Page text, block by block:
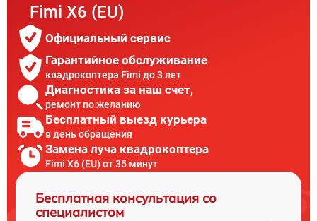
Fimi X6 (EU)
Официальный сервис
Гарантийное обслуживание
квадрокоптера Fimi до 3 лет
Диагностика за наш счет,
ремонт по желанию
Бесплатный выезд курьера
в день обращения
Замена луча квадрокоптера
Fimi X6 (EU) от 35 минут
Бесплатная консультация со
специалистом